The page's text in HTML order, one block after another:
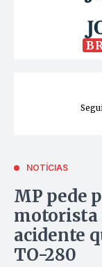
NOTÍCIAS
MP pede
motorista
acidente
TO-280